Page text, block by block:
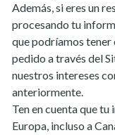
Además, si eres un
procesando tu
que podríamos tener
pedido a través del
nuestros intereses
anteriormente.
Ten en cuenta que
Europa, incluso a